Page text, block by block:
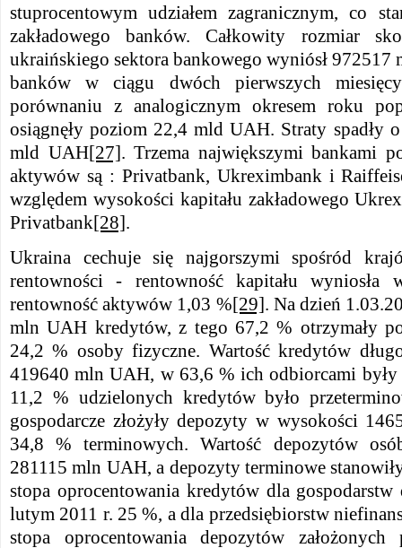
stuprocentowym udziałem zagranicznym, co
zakładowego banków. Całkowity rozmiar
ukraińskiego sektora bankowego wyniósł 972517
banków w ciągu dwóch pierwszych
porównaniu z analogicznym okresem roku
osiągnęły poziom 22,4 mld UAH. Straty spadły
mld UAH[27]. Trzema największymi bankami
aktywów są : Privatbank, Ukreximbank i
względem wysokości kapitału zakładowego
Privatbank[28].
Ukraina cechuje się najgorszymi spośród
rentowności - rentowność kapitału
rentowność aktywów 1,03 %[29]. Na dzień
mln UAH kredytów, z tego 67,2 % otrzymały
24,2 % osoby fizyczne. Wartość kredytów
419640 mln UAH, w 63,6 % ich odbiorcami były
11,2 % udzielonych kredytów było
gospodarcze złożyły depozyty w wysokości
34,8 % terminowych. Wartość depozytów
281115 mln UAH, a depozyty terminowe
stopa oprocentowania kredytów dla
lutym 2011 r. 25 %, a dla przedsiębiorstw
stopa oprocentowania depozytów założonych